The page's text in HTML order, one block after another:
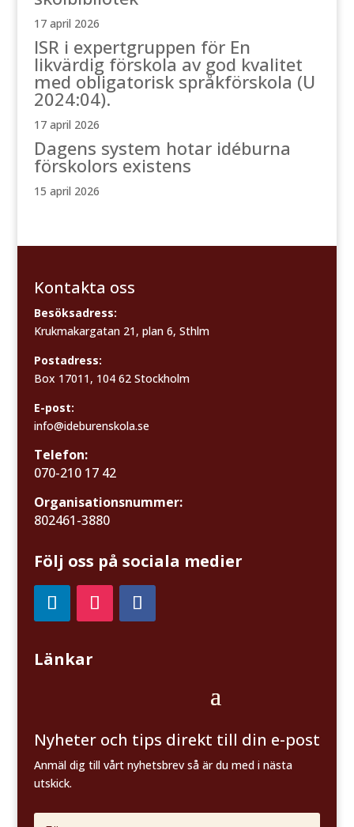
17 april 2026
ISR i expertgruppen för En
likvärdig förskola av god kvalitet
med obligatorisk språkförskola (U
2024:04).
17 april 2026
Dagens system hotar idéburna
förskolors existens
15 april 2026
Kontakta oss
Besöksadress:
Krukmakargatan 21, plan 6, Sthlm
Postadress:
Box 17011, 104 62 Stockholm
E-post:
info@ideburenskola.se
Telefon:
070-210 17 42
Organisationsnummer:
802461-3880
Följ oss på sociala medier
Länkar
Nyheter och tips direkt till din e-post
Anmäl dig till vårt nyhetsbrev så är du med i nästa
utskick.